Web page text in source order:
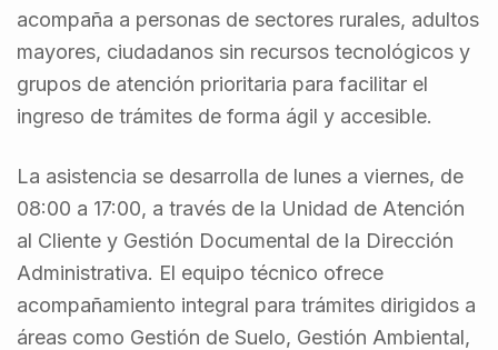
acompaña a personas de sectores rurales, adultos
mayores, ciudadanos sin recursos tecnológicos y
grupos de atención prioritaria para facilitar el
ingreso de trámites de forma ágil y accesible.
La asistencia se desarrolla de lunes a viernes, de
08:00 a 17:00, a través de la Unidad de Atención
al Cliente y Gestión Documental de la Dirección
Administrativa. El equipo técnico ofrece
acompañamiento integral para trámites dirigidos a
áreas como Gestión de Suelo, Gestión Ambiental,